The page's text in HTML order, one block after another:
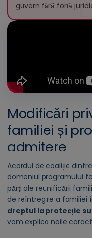
guvern fără forță
Modificări
familiei și
admitere
Acordul de coaliție
domeniul programului
părți ale reunificării
de reîntregire a familiei
dreptul la protecție
vom explica noile